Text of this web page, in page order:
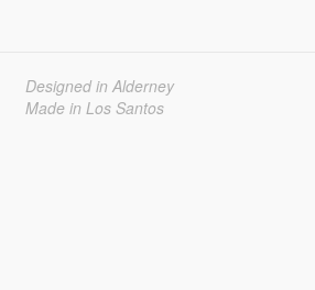
Designed in Alderney
Made in Los Santos